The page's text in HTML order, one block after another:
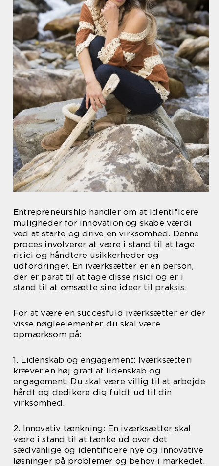
Entrepreneurship handler om at identificere
muligheder for innovation og skabe værdi
ved at starte og drive en virksomhed. Denne
proces involverer at være i stand til at tage
risici og håndtere usikkerheder og
udfordringer. En iværksætter er en person,
der er parat til at tage disse risici og er i
stand til at omsætte sine idéer til praksis.
For at være en succesfuld iværksætter er der
visse nøgleelementer, du skal være
opmærksom på:
1. Lidenskab og engagement: Iværksætteri
kræver en høj grad af lidenskab og
engagement. Du skal være villig til at arbejde
hårdt og dedikere dig fuldt ud til din
virksomhed.
2. Innovativ tænkning: En iværksætter skal
være i stand til at tænke ud over det
sædvanlige og identificere nye og innovative
løsninger på problemer og behov i markedet.